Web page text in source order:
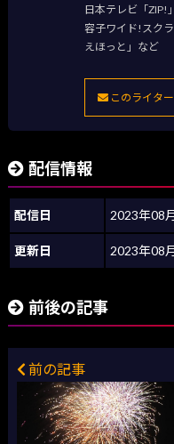
日本テレビ「ZIP!
容子ワイド!スク
えほっと」など
このライタ
配信情報
配信日 2023年08
更新日 2023年08
前後の記事
前の記事